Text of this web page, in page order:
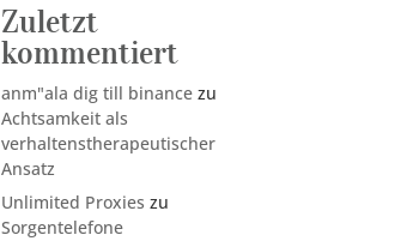
Zuletzt
kommentiert
anm"ala dig till binancezu
Achtsamkeit als
verhaltenstherapeutischer
Ansatz
Unlimited Proxies zu
Sorgentelefone